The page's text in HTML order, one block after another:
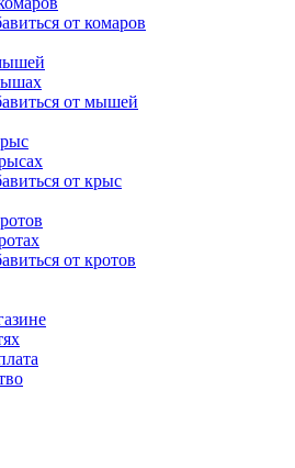
от комаров
от мышей
от крыс
от кротов